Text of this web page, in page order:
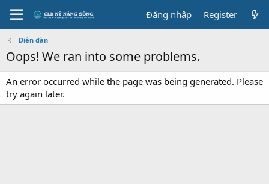
Đăng nhập Register
Diễn đàn
Oops! We ran into some problems.
An error occurred while the page was being generated. Please
try again later.